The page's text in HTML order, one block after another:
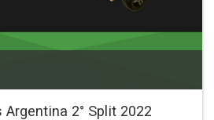
2° Split 2022